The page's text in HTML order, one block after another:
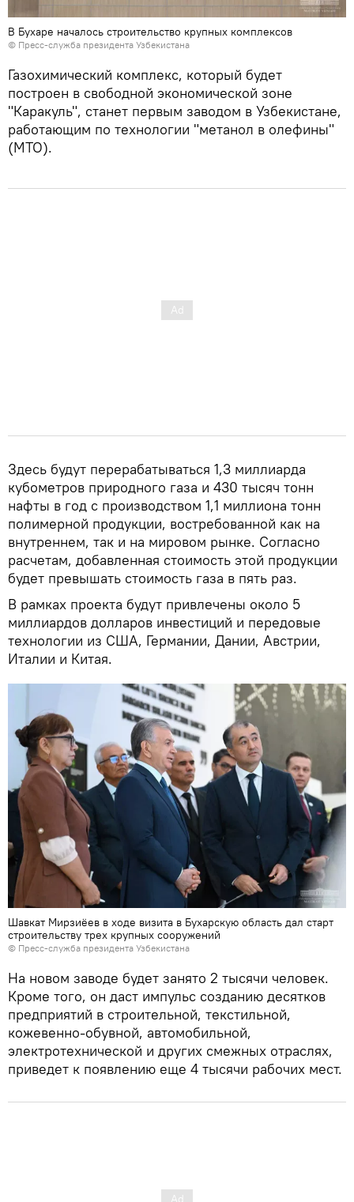
В Бухаре началось строительство крупных комплексов
© Пресс-служба президента Узбекистана
Газохимический комплекс, который будет
построен в свободной экономической зоне
"Каракуль", станет первым заводом в Узбекистане,
работающим по технологии "метанол в олефины"
(MTO).
Здесь будут перерабатываться 1,3 миллиарда
кубометров природного газа и 430 тысяч тонн
нафты в год с производством 1,1 миллиона тонн
полимерной продукции, востребованной как на
внутреннем, так и на мировом рынке. Согласно
расчетам, добавленная стоимость этой продукции
будет превышать стоимость газа в пять раз.
В рамках проекта будут привлечены около 5
миллиардов долларов инвестиций и передовые
технологии из США, Германии, Дании, Австрии,
Италии и Китая.
Шавкат Мирзиёев в ходе визита в Бухарскую область дал старт
строительству трех крупных сооружений
© Пресс-служба президента Узбекистана
На новом заводе будет занято 2 тысячи человек.
Кроме того, он даст импульс созданию десятков
предприятий в строительной, текстильной,
кожевенно-обувной, автомобильной,
электротехнической и других смежных отраслях,
приведет к появлению еще 4 тысячи рабочих мест.